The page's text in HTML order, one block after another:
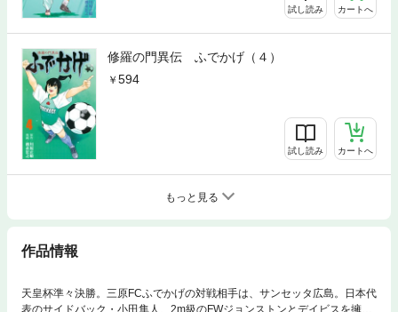
試し読み カートへ
修羅の門異伝 ふでかげ（４）
594
試し読み カートへ
もっと見る
作品情報
天皇杯準々決勝。三原FCふでかげの対戦相手は、サンセッタ広島。日本代
表のサイドバック・小田隼人、2m級のFWジョンストンとデイビスを擁す